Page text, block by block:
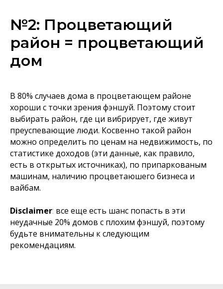
№2: Процветающий
район = процветающий
дом
В 80% случаев дома в процветающем районе
хороши с точки зрения фэншуй. Поэтому стоит
выбирать район, где ци вибрирует, где живут
преуспевающие люди. Косвенно такой район
можно определить по ценам на недвижимость, по
статистике доходов (эти данные, как правило,
есть в открытых источниках), по припаркованым
машинам, наличию процветаюшего бизнеса и
вайбам.
Disclaimer: все еще есть шанс попасть в эти
неудачные 20% домов с плохим фэншуй, поэтому
будьте внимательны к следующим
рекомендациям.